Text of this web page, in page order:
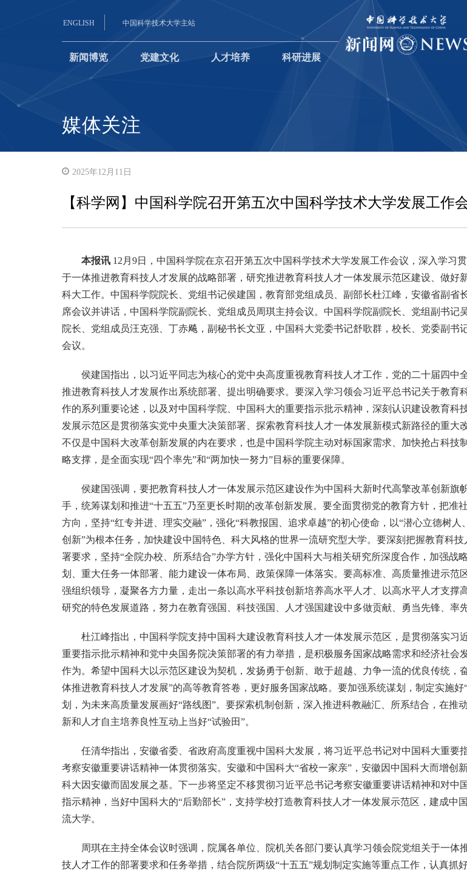
ENGLISH 中国科学技术大学主站
新闻博览 党建文化 人才培养 科研进展
媒体关注
2025年12月11日
【科学网】中国科学院召开第五次中国科学技术大学发展工作
本报讯 12月9日，中国科学院在京召开第五次中国科学技术大学发展工作会议，深入学习
于一体推进教育科技人才发展的战略部署，研究推进教育科技人才一体发展示范区建设、做好
科大工作。中国科学院院长、党组书记侯建国，教育部党组成员、副部长杜江峰，安徽省副省
席会议并讲话，中国科学院副院长、党组成员周琪主持会议。中国科学院副院长、党组副书记
院长、党组成员汪克强、丁赤飚，副秘书长文亚，中国科大党委书记舒歌群，校长、党委副书
会议。
侯建国指出，以习近平同志为核心的党中央高度重视教育科技人才工作，党的二十届四中
推进教育科技人才发展作出系统部署、提出明确要求。要深入学习领会习近平总书记关于教育
作的系列重要论述，以及对中国科学院、中国科大的重要指示批示精神，深刻认识建设教育科
发展示范区是贯彻落实党中央重大决策部署、探索教育科技人才一体发展新模式新路径的重大
不仅是中国科大改革创新发展的内在要求，也是中国科学院主动对标国家需求、加快抢占科技
略支撑，是全面实现“四个率先”和“两加快一努力”目标的重要保障。
侯建国强调，要把教育科技人才一体发展示范区建设作为中国科大新时代高擎改革创新旗
手，统筹谋划和推进“十五五”乃至更长时期的改革创新发展。要全面贯彻党的教育方针，把准
方向，坚持“红专并进、理实交融”，强化“科教报国、追求卓越”的初心使命，以“潜心立德树人
创新”为根本任务，加快建设中国特色、科大风格的世界一流研究型大学。要深刻把握教育科技
署要求，坚持“全院办校、所系结合”办学方针，强化中国科大与相关研究所深度合作，加强战
划、重大任务一体部署、能力建设一体布局、政策保障一体落实。要高标准、高质量推进示范
强组织领导，凝聚各方力量，走出一条以高水平科技创新培养高水平人才、以高水平人才支撑
研究的特色发展道路，努力在教育强国、科技强国、人才强国建设中多做贡献、勇当先锋、率先
杜江峰指出，中国科学院支持中国科大建设教育科技人才一体发展示范区，是贯彻落实习
重要指示批示精神和党中央国务院决策部署的有力举措，是积极服务国家战略需求和经济社会
作为。希望中国科大以示范区建设为契机，发扬勇于创新、敢于超越、力争一流的优良传统，
体推进教育科技人才发展”的高等教育答卷，更好服务国家战略。要加强系统谋划，制定实施好
划，为未来高质量发展画好“路线图”。要探索机制创新，深入推进科教融汇、所系结合，在推
新和人才自主培养良性互动上当好“试验田”。
任清华指出，安徽省委、省政府高度重视中国科大发展，将习近平总书记对中国科大重要
考察安徽重要讲话精神一体贯彻落实。安徽和中国科大“省校一家亲”，安徽因中国科大而增创
科大因安徽而固发展之基。下一步将坚定不移贯彻习近平总书记考察安徽重要讲话精神和对中
指示精神，当好中国科大的“后勤部长”，支持学校打造教育科技人才一体发展示范区，建成中
流大学。
周琪在主持全体会议时强调，院属各单位、院机关各部门要认真学习领会院党组关于一体
技人才工作的部署要求和任务举措，结合院所两级“十五五”规划制定实施等重点工作，认真抓